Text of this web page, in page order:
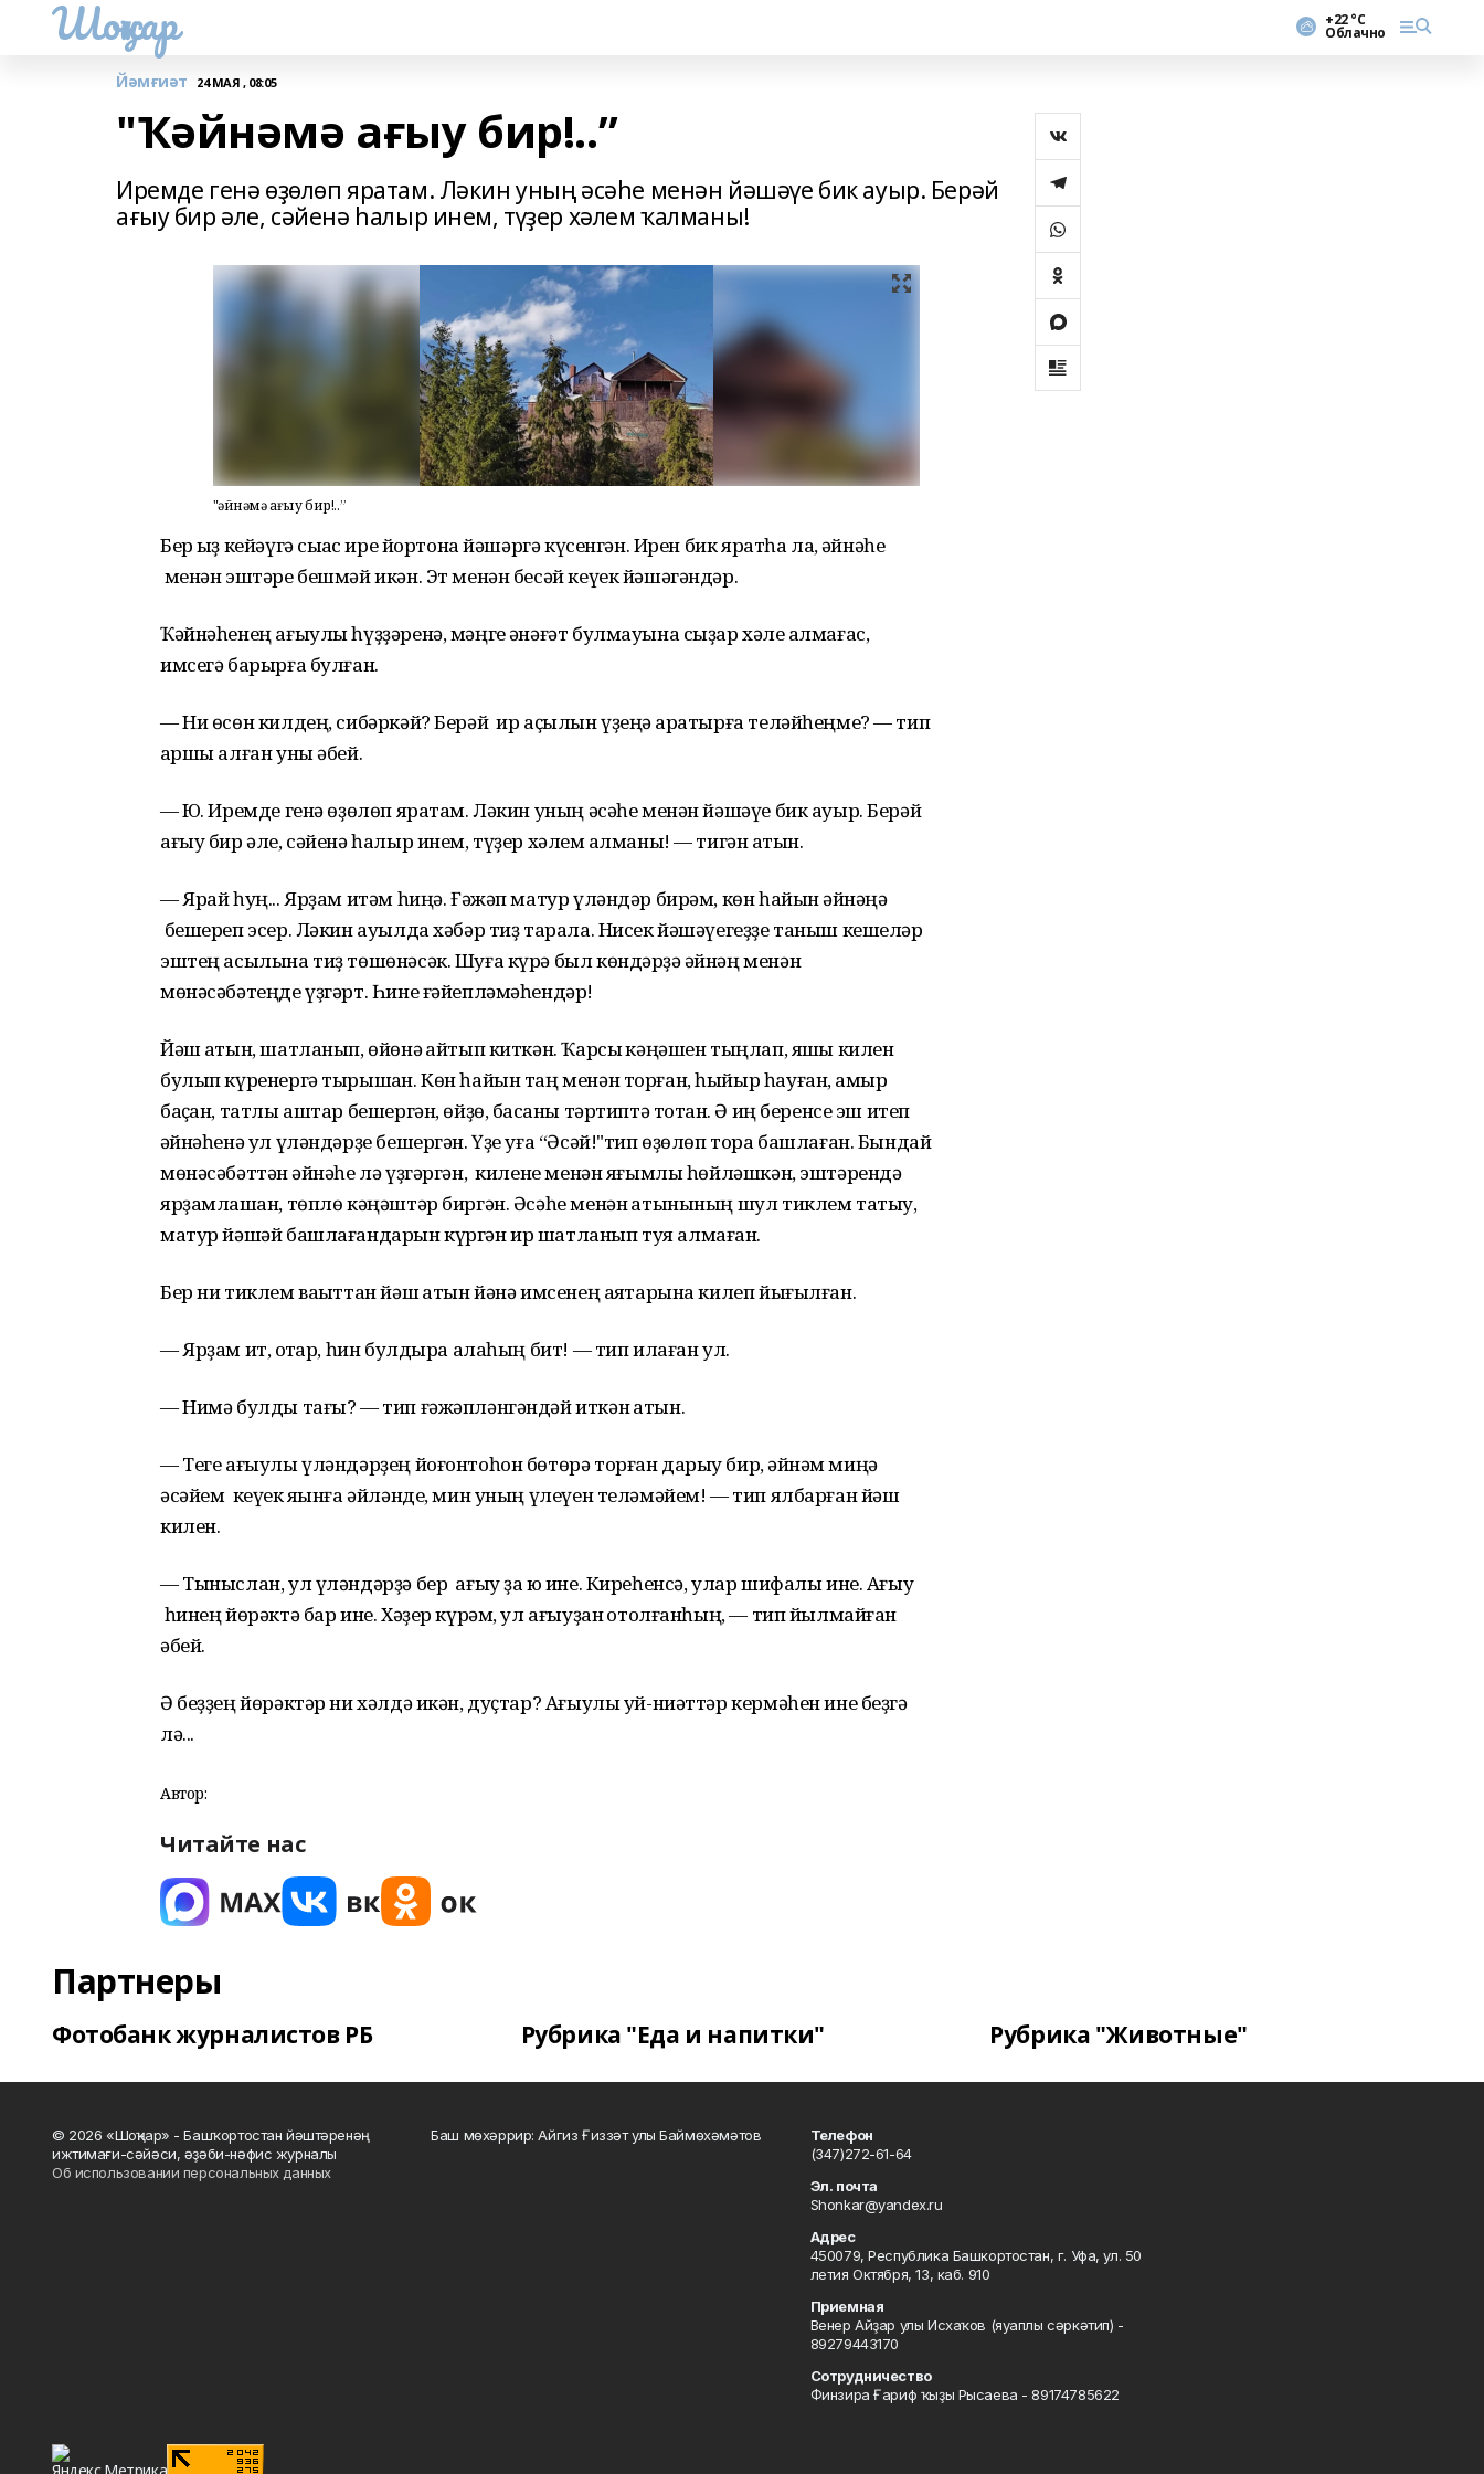
Шоңҡар +22 °С
Облачно
Йәмғиәт 24 МАЯ , 08:05
"Ҡәйнәмә ағыу бир!..”
Иремде генә өҙөлөп яратам. Ләкин уның әсәһе менән йәшәүе бик ауыр. Берәй
ағыу бир әле, сәйенә һалыр инем, түҙер хәлем ҡалманы!
"Ҡәйнәмә ағыу бир!..”
Бер ҡыҙ кейәүгә сыҡҡас ире йортона йәшәргә күсенгән. Ирен бик яратһа ла, ҡәйнәһе
менән эштәре бешмәй икән. Эт менән бесәй кеүек йәшәгәндәр.
Ҡәйнәһенең ағыулы һүҙҙәренә, мәңге ҡәнәғәт булмауына сыҙар хәле ҡалмағас,
имсегә барырға булған.
— Ни өсөн килдең, сибәркәй? Берәй ир аҫылын үҙеңә ҡаратырға теләйһеңме? — тип
ҡаршы алған уны әбей.
— Юҡ. Иремде генә өҙөлөп яратам. Ләкин уның әсәһе менән йәшәүе бик ауыр. Берәй
ағыу бир әле, сәйенә һалыр инем, түҙер хәлем ҡалманы! — тигән ҡатын.
— Ярай һуң... Ярҙам итәм һиңә. Ғәжәп матур үләндәр бирәм, көн һайын ҡәйнәңә
бешереп эсер. Ләкин ауылда хәбәр тиҙ тарала. Нисек йәшәүегеҙҙе таныш кешеләр
эштең асылына тиҙ төшөнәсәк. Шуға күрә был көндәрҙә ҡәйнәң менән
мөнәсәбәтеңде үҙгәрт. Һине ғәйепләмәһендәр!
Йәш ҡатын, шатланып, өйөнә ҡайтып киткән. Ҡарсыҡ кәңәшен тыңлап, яҡшы килен
булып күренергә тырышҡан. Көн һайын таң менән торған, һыйыр һауған, ҡамыр
баҫҡан, татлы аштар бешергән, өйҙө, баҡсаны тәртиптә тотҡан. Ә иң беренсе эш итеп
ҡәйнәһенә ул үләндәрҙе бешергән. Үҙе уға “Әсәй!"тип өҙөлөп тора башлаған. Бындай
мөнәсәбәттән ҡәйнәһе лә үҙгәргән, килене менән яғымлы һөйләшкән, эштәрендә
ярҙамлашҡан, төплө кәңәштәр биргән. Әсәһе менән ҡатынының шул тиклем татыу,
матур йәшәй башлағандарын күргән ир шатланып туя алмаған.
Бер ни тиклем ваҡыттан йәш ҡатын йәнә имсенең аяҡтарына килеп йығылған.
— Ярҙам ит, ҡотҡар, һин булдыра алаһың бит! — тип илаған ул.
— Нимә булды тағы? — тип ғәжәпләнгәндәй иткән ҡатын.
— Теге ағыулы үләндәрҙең йоғонтоһон бөтөрә торған дарыу бир, ҡәйнәм миңә
әсәйем кеүек яҡынға әйләнде, мин уның үлеүен теләмәйем! — тип ялбарған йәш
килен.
— Тыныслан, ул үләндәрҙә бер ағыу ҙа юҡ ине. Киреһенсә, улар шифалы ине. Ағыу
һинең йөрәктә бар ине. Хәҙер күрәм, ул ағыуҙан ҡотолғанһың, — тип йылмайған
әбей.
Ә беҙҙең йөрәктәр ни хәлдә икән, дуҫтар? Ағыулы уй-ниәттәр кермәһен ине беҙгә
лә...
Автор:
Читайте нас
Партнеры
Фотобанк журналистов РБ Рубрика "Еда и напитки" Рубрика "Животные"
© 2026 «Шоңҡар» - Башҡортостан йәштәренәң
ижтимағи-сәйәси, әҙәби-нәфис журналы
Об использовании персональных данных
Баш мөхәррир: Айгиз Ғиззәт улы Баймөхәмәтов
Телефон
(347)272-61-64
Эл. почта
Shonkar@yandex.ru
Адрес
450079, Республика Башкортостан, г. Уфа, ул. 50
летия Октября, 13, каб. 910
Приемная
Венер Айҙар улы Исхаҡов (яуаплы сәркәтип) -
89279443170
Сотрудничество
Финзира Ғариф ҡыҙы Рысаева - 89174785622